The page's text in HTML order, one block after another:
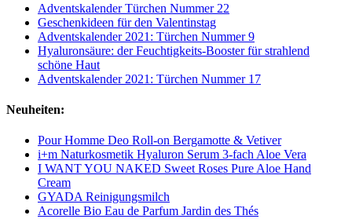
Adventskalender Türchen Nummer 22
Geschenkideen für den Valentinstag
Adventskalender 2021: Türchen Nummer 9
Hyaluronsäure: der Feuchtigkeits-Booster für strahlend
schöne Haut
Adventskalender 2021: Türchen Nummer 17
Neuheiten:
Pour Homme Deo Roll-on Bergamotte & Vetiver
i+m Naturkosmetik Hyaluron Serum 3-fach Aloe Vera
I WANT YOU NAKED Sweet Roses Pure Aloe Hand
Cream
GYADA Reinigungsmilch
Acorelle Bio Eau de Parfum Jardin des Thés